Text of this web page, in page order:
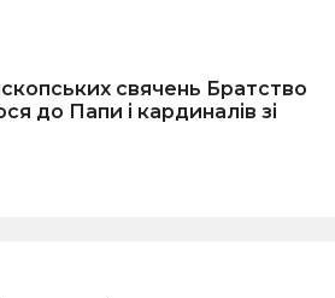
свячень Братство
до Папи і кардиналів зі